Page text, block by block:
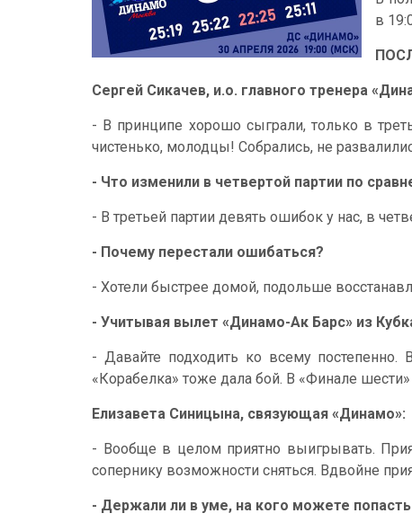
в
Сергей Сикачев, и.о. главного тренера
- В принципе хорошо сыграли, только в
чистенько, молодцы! Собрались, не
- Что изменили в четвертой партии по
- В третьей партии девять ошибок у нас, в
- Почему перестали ошибаться?
- Хотели быстрее домой, подольше
- Учитывая вылет «Динамо-Ак Барс» из
- Давайте подходить ко всему
«Корабелка» тоже дала бой. В «Финале
Елизавета Синицына, связующая «Динамо»:
- Вообще в целом приятно выигрывать.
сопернику возможности сняться. Вдвойне
- Держали ли в уме, на кого можете попасть